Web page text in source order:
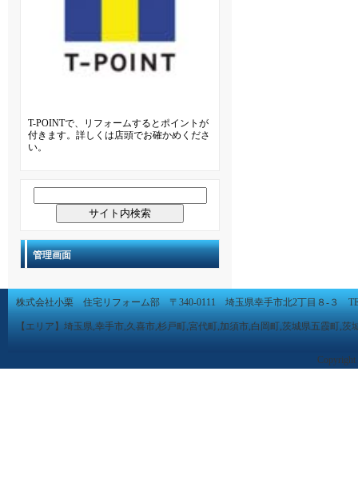
T-POINTで、リフォームするとポイントが
付きます。詳しくは店頭でお確かめくださ
い。
管理画面
株式会社小栗 住宅リフォーム部 〒340-0111 埼玉県幸手市北2丁目８-３
【エリア】埼玉県,幸手市,久喜市,杉戸町,宮代町,加須市,白岡町,茨城県五霞町,茨